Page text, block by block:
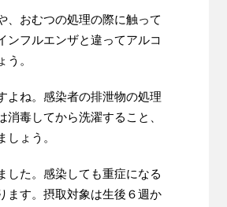
、おむつの処理の際に触って
ンフルエンザと違ってアルコ
。
よね。感染者の排泄物の処理
毒してから洗濯すること、
ょう。
した。感染しても重症になる
ます。摂取対象は生後６週か